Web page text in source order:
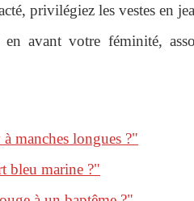
privilégiez les vestes en
avant votre féminité,
manches longues ?"
bleu marine ?"